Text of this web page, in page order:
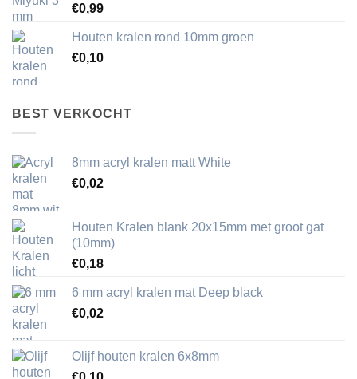
€0,99
Houten kralen rond 10mm groen
€0,10
BEST VERKOCHT
8mm acryl kralen matt White
€0,02
Houten Kralen blank 20x15mm met groot gat
(10mm)
€0,18
6 mm acryl kralen mat Deep black
€0,02
Olijf houten kralen 6x8mm